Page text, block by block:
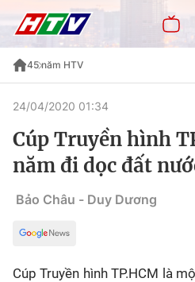
45 năm HTV
24/04/2020 01:34
Cúp Truyền hình
năm đi dọc đất
Bảo Châu - Duy Dương
Cúp Truyền hình TP.HCM là